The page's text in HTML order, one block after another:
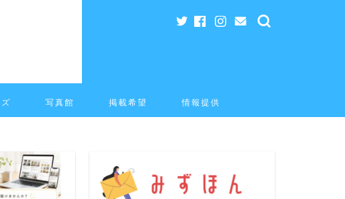
写真館 掲載希望 情報提供